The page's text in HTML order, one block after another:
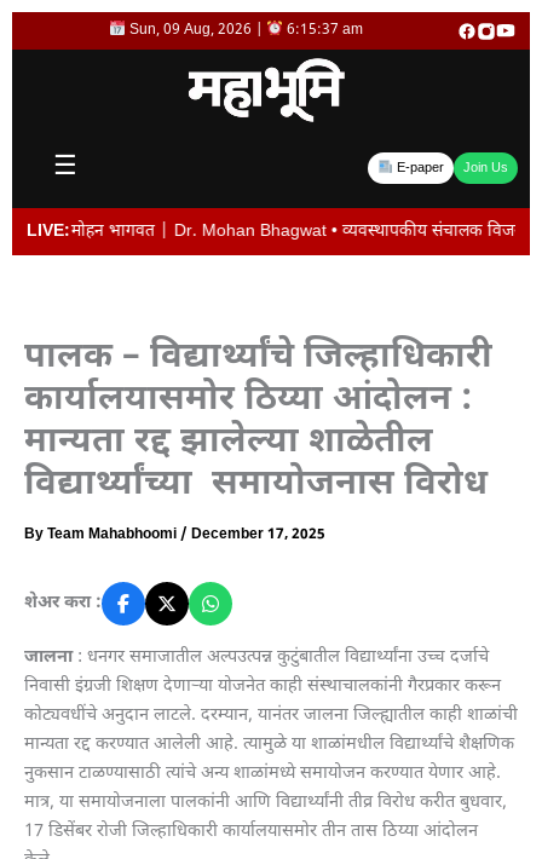
Skip
Sun, 09 Aug, 2026 | 6:15:38 am
☰ E-paper Join Us
LIVE:| Dr. Mohan Bhagwat • व्यवस्थापकीय संचालक विजय देशमुख यांची
पालक – विद्यार्थ्यांचे जिल्हाधिकारी
कार्यालयासमोर ठिय्या आंदोलन :
मान्यता रद्द झालेल्या शाळेतील
विद्यार्थ्यांच्या समायोजनास विरोध
ByTeam Mahabhoomi/ December 17, 2025
शेअर करा :
जालना: धनगर समाजातील अल्पउत्पन्न कुटुंबातील विद्यार्थ्यांना उच्च दर्जाचे
निवासी इंग्रजी शिक्षण देणाऱ्या योजनेत काही संस्थाचालकांनी गैरप्रकार करून
कोट्यवधींचे अनुदान लाटले. दरम्यान, यानंतर जालना जिल्ह्यातील काही शाळांची
मान्यता रद्द करण्यात आलेली आहे. त्यामुळे या शाळांमधील विद्यार्थ्यांचे शैक्षणिक
नुकसान टाळण्यासाठी त्यांचे अन्य शाळांमध्ये समायोजन करण्यात येणार आहे.
मात्र, या समायोजनाला पालकांनी आणि विद्यार्थ्यांनी तीव्र विरोध करीत बुधवार,
17 डिसेंबर रोजी जिल्हाधिकारी कार्यालयासमोर तीन तास ठिय्या आंदोलन